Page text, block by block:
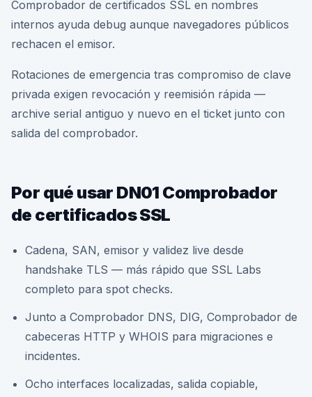
Comprobador de certificados SSL en nombres
internos ayuda debug aunque navegadores públicos
rechacen el emisor.
Rotaciones de emergencia tras compromiso de clave
privada exigen revocación y reemisión rápida —
archive serial antiguo y nuevo en el ticket junto con
salida del comprobador.
Por qué usar DN01 Comprobador
de certificados SSL
Cadena, SAN, emisor y validez live desde
handshake TLS — más rápido que SSL Labs
completo para spot checks.
Junto a Comprobador DNS, DIG, Comprobador de
cabeceras HTTP y WHOIS para migraciones e
incidentes.
Ocho interfaces localizadas, salida copiable,